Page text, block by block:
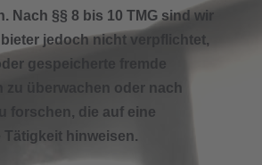
Nach §§ 8 bis 10 TMG sind wir
jedoch nicht verpflichtet,
gespeicherte fremde
zu überwachen oder nach
forschen, die auf eine
hinweisen.